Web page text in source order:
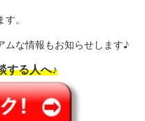
。
ムな情報もお知らせします♪
する人へ♪